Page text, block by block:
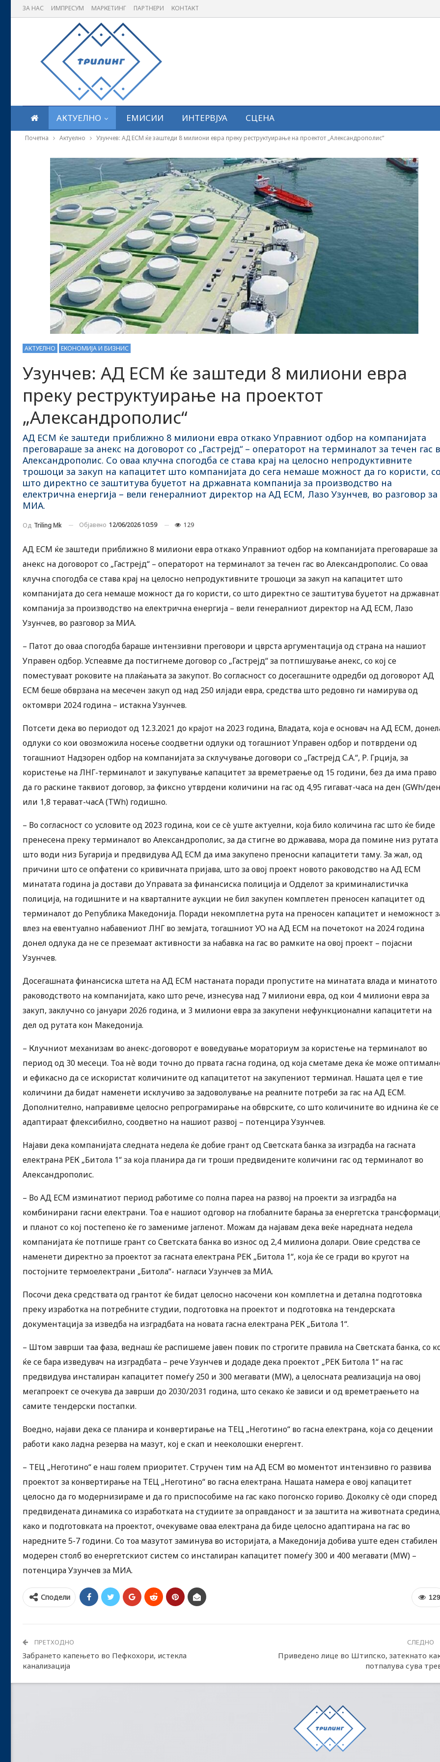
ЗА НАС ИМПРЕСУМ МАРКЕТИНГ ПАРТНЕРИ КОНТАКТ
АКТУЕЛНО ЕМИСИИ ИНТЕРВЈУА СЦЕНА
Почетна Актуелно Узунчев: АД ЕСМ ќе заштеди 8 милиони евра преку реструктуирање на проектот „Александрополис“
АКТУЕЛНО ЕКОНОМИЈА И БИЗНИС
Узунчев: АД ЕСМ ќе заштеди 8 милиони евра
преку реструктуирање на проектот
„Александрополис“
АД ЕСМ ќе заштеди приближно 8 милиони евра откако Управниот одбор на компанијата
преговараше за анекс на договорот со „Гастрејд“ – операторот на терминалот за течен гас
Александрополис. Со оваа клучна спогодба се става крај на целосно непродуктивните
трошоци за закуп на капацитет што компанијата до сега немаше можност да го користи,
што директно се заштитува буџетот на државната компанија за производство на
електрична енергија – вели генералниот директор на АД ЕСМ, Лазо Узунчев, во разговор за
МИА.
Од Triling Mk Објавено 12/06/2026 10:59 129
АД ЕСМ ќе заштеди приближно 8 милиони евра откако Управниот одбор на компанијата преговараше за
анекс на договорот со „Гастрејд“ – операторот на терминалот за течен гас во Александрополис. Со оваа
клучна спогодба се става крај на целосно непродуктивните трошоци за закуп на капацитет што
компанијата до сега немаше можност да го користи, со што директно се заштитува буџетот на
компанија за производство на електрична енергија – вели генералниот директор на АД ЕСМ, Лазо
Узунчев, во разговор за МИА.
– Патот до оваа спогодба бараше интензивни преговори и цврста аргументација од страна на нашиот
Управен одбор. Успеавме да постигнеме договор со „Гастрејд“ за потпишување анекс, со кој се
поместуваат роковите на плаќањата за закупот. Во согласност со досегашните одредби од договорот АД
ЕСМ беше обврзана на месечен закуп од над 250 илјади евра, средства што редовно ги намирува од
октомври 2024 година – истакна Узунчев.
Потсети дека во периодот од 12.3.2021 до крајот на 2023 година, Владата, која е основач на АД ЕСМ,
одлуки со кои овозможила носење соодветни одлуки од тогашниот Управен одбор и потврдени од
тогашниот Надзорен oдбор на компанијата за склучување договори со „Гастрејд С.А.“, Р. Грција, за
користeње на ЛНГ-терминалот и закупување капацитет за времетраење од 15 години, без да има право
да го раскине таквиот договор, за фиксно утврдени количини на гас од 4,95 гигават-часа на ден (GWh/
или 1,8 терават-часА (TWh) годишно.
– Во согласност со условите од 2023 година, кои се сè уште актуелни, која било количина гас што ќе биде
пренесена преку терминалот во Александрополис, за да стигне во државава, мора да помине низ рутата
што води низ Бугарија и предвидува АД ЕСМ да има закупено преносни капацитети таму. За жал, од
причини што се опфатени со кривичната пријава, што за овој проект новото раководство на АД ЕСМ
минатата година ја достави до Управата за финансиска полиција и Одделот за криминалистичка
полиција, на годишните и на кварталните аукции не бил закупен комплетен преносен капацитет од
терминалот до Република Македонија. Поради некомплетна рута на преносен капацитет и неможност
влез на евентуално набавениот ЛНГ во земјата, тогашниот УО на АД ЕСМ на почетокот на 2024 година
донел одлука да не се преземаат активности за набавка на гас во рамките на овој проект – појасни
Узунчев.
Досегашната финансиска штета на АД ЕСМ настаната поради пропустите на минатата влада и минатото
раководството на компанијата, како што рече, изнесува над 7 милиони евра, од кои 4 милиони евра за
закуп, заклучно со јануари 2026 година, и 3 милиони евра за закупени нефункционални капацитети на
дел од рутата кон Македонија.
– Клучниот механизам во анекс-договорот е воведување мораториум за користење на терминалот во
период од 30 месеци. Тоа нѐ води точно до првата гасна година, од која сметаме дека ќе може
и ефикасно да се искористат количините од капацитетот на закупениот терминал. Нашата цел е тие
количини да бидат наменети исклучиво за задоволување на реалните потреби за гас на АД ЕСМ.
Дополнително, направивме целосно репрограмирање на обврските, со што количините во иднина ќе се
адаптираат флексибилно, соодветно на нашиот развој – потенцира Узунчев.
Најави дека компанијата следната недела ќе добие грант од Светската банка за изградба на гасната
електрана РЕК „Битола 1“ за која планира да ги троши предвидените количини гас од терминалот во
Александрополис.
– Во АД ЕСМ изминатиот период работиме со полна пареа на развој на проекти за изградба на
комбинирани гасни електрани. Тоа е нашиот одговор на глобалните барања за енергетска
и планот со кој постепено ќе го замениме јагленот. Можам да најавам дека веќе наредната недела
компанијата ќе потпише грант со Светската банка во износ од 2,4 милиона долари. Овие средства се
наменети директно за проектот за гасната електрана РЕК „Битола 1“, која ќе се гради во кругот на
постојните термоелектрани „Битола“- нагласи Узунчев за МИА.
Посочи дека средствата од грантот ќе бидат целосно насочени кон комплетна и детална подготовка
преку изработка на потребните студии, подготовка на проектот и подготовка на тендерската
документација за изведба на изградбата на новата гасна електрана РЕК „Битола 1“.
– Штом заврши таа фаза, веднаш ќе распишеме јавен повик по строгите правила на Светската банка, со
ќе се бара изведувач на изградбата – рече Узунчев и додаде дека проектот „РЕК Битола 1“ на гас
предвидува инсталиран капацитет помеѓу 250 и 300 мегавати (MW), а целосната реализација на овој
мегапроект се очекува да заврши до 2030/2031 година, што секако ќе зависи и од времетраењето на
самите тендерски постапки.
Воедно, најави дека се планира и конвертирање на ТЕЦ „Неготино“ во гасна електрана, која со децении
работи како ладна резерва на мазут, кој е скап и нееколошки енергент.
– ТЕЦ „Неготино“ е наш голем приоритет. Стручен тим на АД ЕСМ во моментот интензивно го развива
проектот за конвертирање на ТЕЦ „Неготино“ во гасна електрана. Нашата намера е овој капацитет
целосно да го модернизираме и да го приспособиме на гас како погонско гориво. Доколку сè оди според
предвидената динамика со изработката на студиите за оправданост и за заштита на животната
како и подготовката на проектот, очекуваме оваа електрана да биде целосно адаптирана на гас во
наредните 5-7 години. Со тоа мазутот заминува во историјата, а Македонија добива уште еден стабилен
модерен столб во енергетскиот систем со инсталиран капацитет помеѓу 300 и 400 мегавати (MW) –
потенцира Узунчев за МИА.
129
Сподели
ПРЕТХОДНО
Забрането капењето во Пефкохори, истекла
канализација
СЛЕДНО
Приведено лице во Штипско, затекнато
потпалува сува